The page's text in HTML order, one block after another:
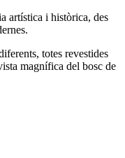
artística i històrica, des
totes revestides
magnífica del bosc de